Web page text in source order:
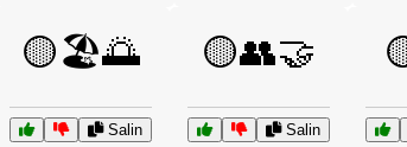
🟡🏖️🌅
Salin
🟡👥🤝
Salin